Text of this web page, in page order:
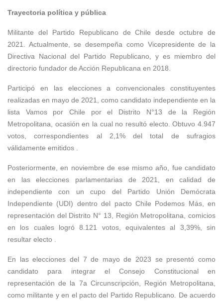
Trayectoria política y pública
Militante del Partido Republicano de Chile desde octubre de
2021. Actualmente, se desempeña como Vicepresidente de la
Directiva Nacional del Partido Republicano, y es miembro del
directorio fundador de Acción Republicana en 2018.
Participó en las elecciones a convencionales constituyentes
realizadas en mayo de 2021, como candidato independiente en la
lista Vamos por Chile por el Distrito N°13 de la Región
Metropolitana, ocasión en la cual no resultó electo. Obtuvo 4.947
votos, correspondientes al 2,1% del total de
sufragios
válidamente emitidos .
Posteriormente, en noviembre de ese mismo año, fue candidato
en las elecciones parlamentarias de 2021, en calidad de
independiente con un cupo del Partido Unión Demócrata
Independiente (UDI) dentro del pacto Chile Podemos Más, en
representación del Distrito N° 13, Región Metropolitana, comicios
en los cuales logró 8.121 votos, equivalentes al 3,39%, sin
resultar electo .
En las elecciones del 7 de mayo de 2023 se presentó como
candidato para integrar el Consejo Constitucional en
representación de la 7a Circunscripción, Región Metropolitana,
como militante y en el pacto del Partido Republicano. De acuerdo